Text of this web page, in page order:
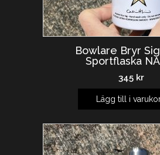
Bowlare Bryr
Sportflaska
345 kr
Lägg till i